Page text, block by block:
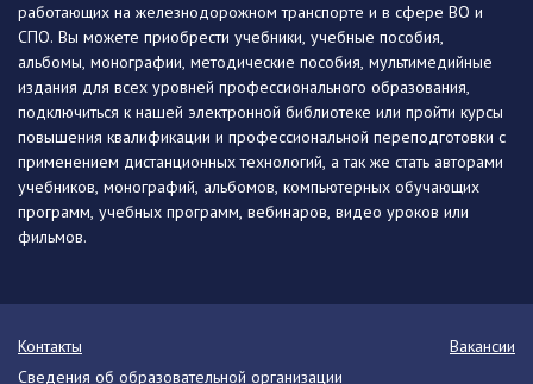
работающих на железнодорожном транспорте и в сфере ВО и
СПО. Вы можете приобрести учебники, учебные пособия,
альбомы, монографии, методические пособия, мультимедийные
издания для всех уровней профессионального образования,
подключиться к нашей электронной библиотеке или пройти курсы
повышения квалификации и профессиональной переподготовки с
применением дистанционных технологий, а так же стать авторами
учебников, монографий, альбомов, компьютерных обучающих
программ, учебных программ, вебинаров, видео уроков или
фильмов.
Контакты
Вакансии
Сведения об образовательной организации